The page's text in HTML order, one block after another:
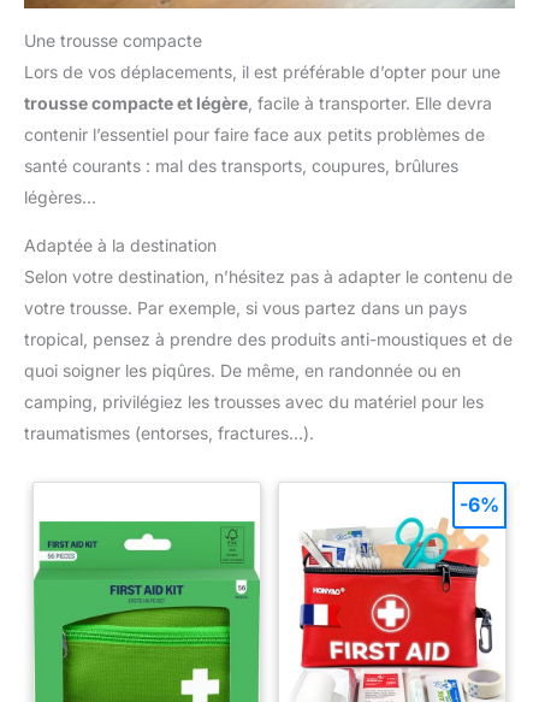
Une trousse compacte
Lors de vos déplacements, il est préférable d’opter pour une
trousse compacte et légère , facile à transporter. Elle devra
contenir l’essentiel pour faire face aux petits problèmes de
santé courants : mal des transports, coupures, brûlures
légères…
Adaptée à la destination
Selon votre destination, n’hésitez pas à adapter le contenu de
votre trousse. Par exemple, si vous partez dans un pays
tropical, pensez à prendre des produits anti-moustiques et de
quoi soigner les piqûres. De même, en randonnée ou en
camping, privilégiez les trousses avec du matériel pour les
traumatismes (entorses, fractures…).
-6%